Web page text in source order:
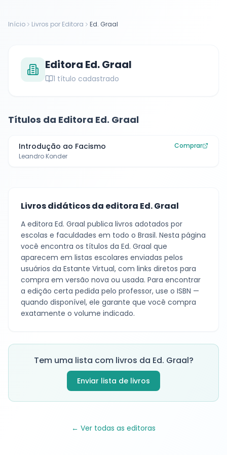
Início Livros por Editora Ed. Graal
Editora Ed. Graal
1 título cadastrado
Títulos da Editora Ed. Graal
Introdução ao Facismo
Leandro Konder
Comprar
Livros didáticos da editora Ed. Graal
A editora Ed. Graal publica livros adotados por
escolas e faculdades em todo o Brasil. Nesta página
você encontra os títulos da Ed. Graal que
aparecem em listas escolares enviadas pelos
usuários da Estante Virtual, com links diretos para
compra em versão nova ou usada. Para encontrar
a edição certa pedida pelo professor, use o ISBN —
quando disponível, ele garante que você compra
exatamente o volume indicado.
Tem uma lista com livros da Ed. Graal?
Enviar lista de livros
← Ver todas as editoras